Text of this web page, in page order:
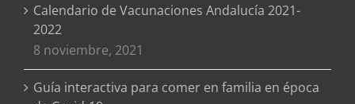
Calendario de Vacunaciones Andalucía 2021-
2022
8 noviembre, 2021
Guía interactiva para comer en familia en época